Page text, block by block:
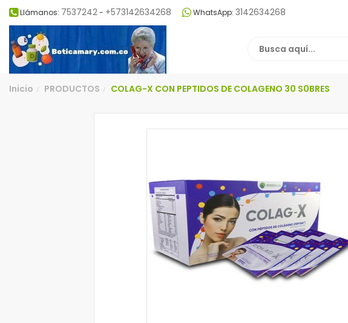
Llámanos: 7537242- +573142634268 WhatsApp: 3142634268
Inicio / PRODUCTOS / COLAG-X CON PEPTIDOS DE COLAGENO 30 S0BRES